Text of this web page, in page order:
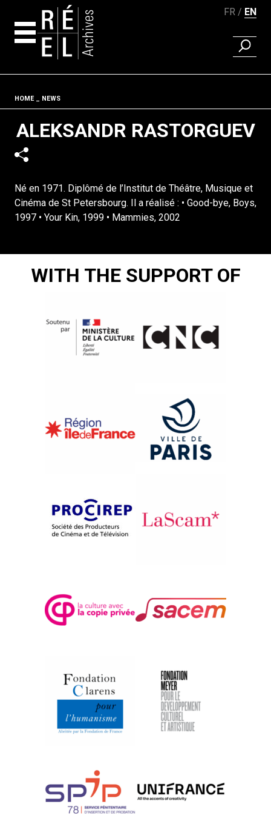
FR EN
FIND A
Fil d'ariane
HOME NEWS
ALEKSANDR RASTORGUEV
Né en 1971. Diplômé de l’Institut de Théâtre, Musique et
Cinéma de St Petersbourg. Il a réalisé : • Good-bye, Boys,
1997 • Your Kin, 1999 • Mammies, 2002
WITH THE SUPPORT OF